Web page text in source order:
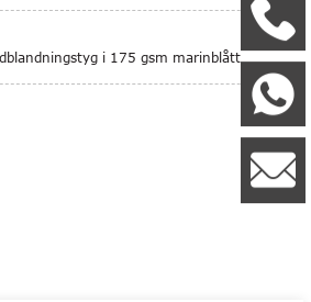
i 175 gsm marinblått